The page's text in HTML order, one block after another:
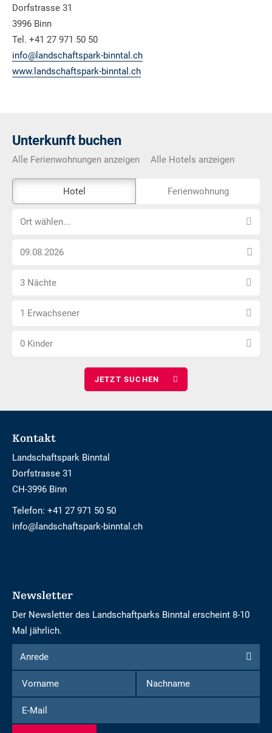
Dorfstrasse 31
3996 Binn
Tel. +41 27 971 50 50
info@landschaftspark-binntal.ch
www.landschaftspark-binntal.ch
Unterkunft buchen
Alle Ferienwohnungen anzeigen Alle Hotels anzeigen
Externe-
Buchungstool
nicht
Hotel Ferienwohnung
OrtOrt wählen...
Anreise
wählen
Anzahl
wählen
3 Nächte
Anzahl
wählen
1 Erwachsener
Anzahl
0 Kinder
Footer
Kontakt
Landschaftspark Binntal
Dorfstrasse 31
CH-3996 Binn
Telefon: +41 27 971 50 50
info@landschaftspark-binntal.ch
Newsletter
Der Newsletter des Landschaftparks Binntal erscheint 8-10
Mal jährlich.
Formular
um
sich
für
den
Anrede
Anrede
Vorname
Nachname
Mail